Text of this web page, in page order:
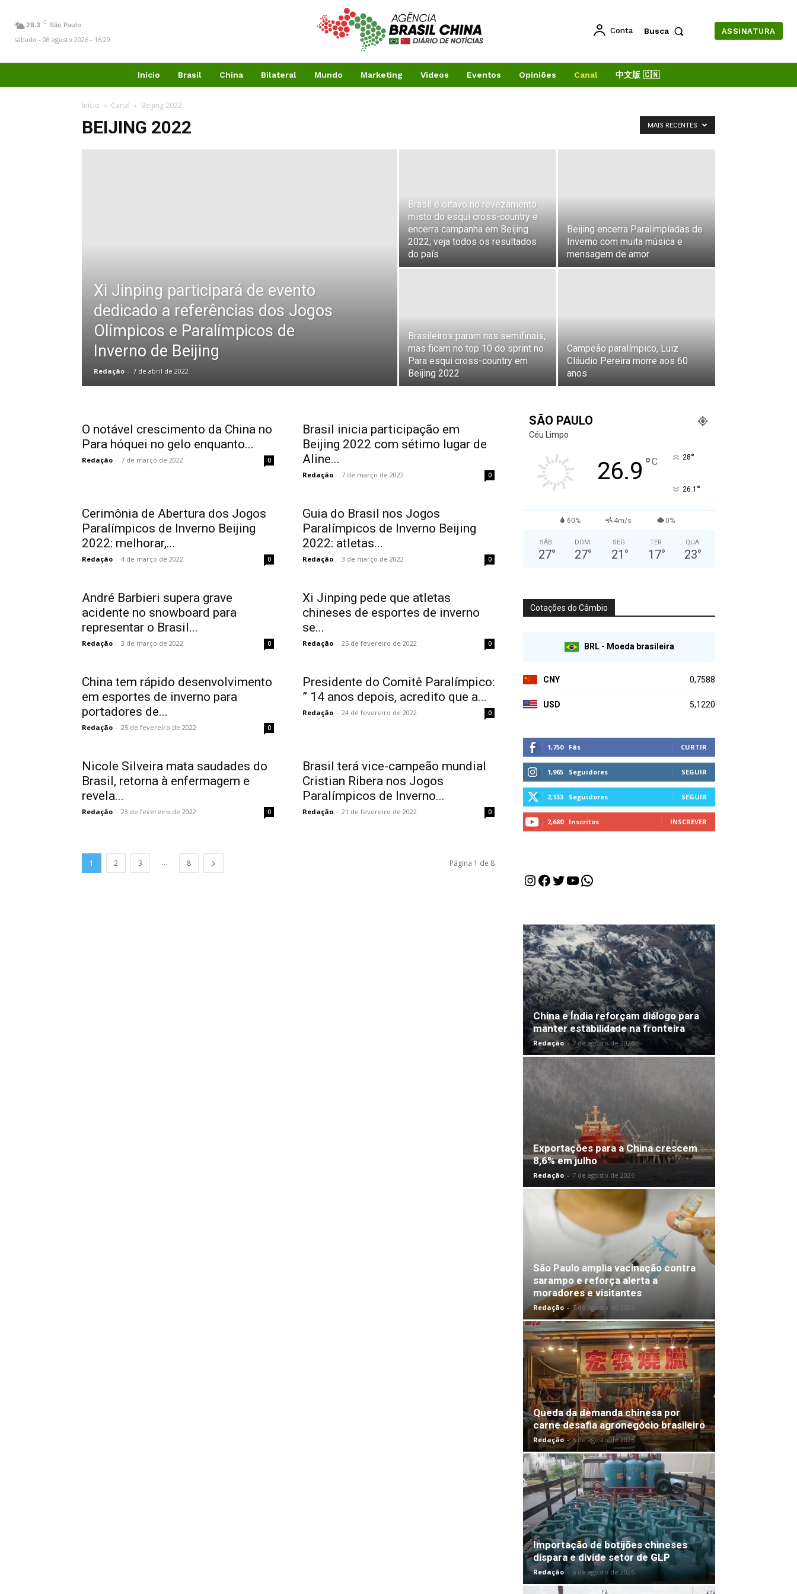
28.3 C São Paulo
sábado - 08 agosto 2026 - 16:29
Conta Busca ASSINATURA
Início Brasil China Bilateral Mundo Marketing Videos Eventos Opiniões Canal 中文版 🇨🇳
Início Canal Beijing 2022
BEIJING 2022 MAIS RECENTES
Xi Jinping participará de evento
dedicado a referências dos Jogos
Olímpicos e Paralímpicos de
Inverno de Beijing
Redação - 7 de abril de 2022
Brasil é oitavo no revezamento
misto do esqui cross-country e
encerra campanha em Beijing
2022; veja todos os resultados
do país
Beijing encerra Paralimpíadas de
Inverno com muita música e
mensagem de amor
Brasileiros param nas semifinais,
mas ficam no top 10 do sprint no
Para esqui cross-country em
Beijing 2022
Campeão paralímpico, Luiz
Cláudio Pereira morre aos 60
anos
O notável crescimento da China no
Para hóquei no gelo enquanto...
Redação - 7 de março de 2022 0
Brasil inicia participação em
Beijing 2022 com sétimo lugar de
Aline...
Redação - 7 de março de 2022 0
Cerimônia de Abertura dos Jogos
Paralímpicos de Inverno Beijing
2022: melhorar,...
Redação - 4 de março de 2022 0
Guia do Brasil nos Jogos
Paralímpicos de Inverno Beijing
2022: atletas...
Redação - 3 de março de 2022 0
André Barbieri supera grave
acidente no snowboard para
representar o Brasil...
Redação - 3 de março de 2022 0
Xi Jinping pede que atletas
chineses de esportes de inverno
se...
Redação - 25 de fevereiro de 2022 0
China tem rápido desenvolvimento
em esportes de inverno para
portadores de...
Redação - 25 de fevereiro de 2022 0
Presidente do Comitê Paralímpico:
” 14 anos depois, acredito que a...
Redação - 24 de fevereiro de 2022 0
Nicole Silveira mata saudades do
Brasil, retorna à enfermagem e
revela...
Redação - 23 de fevereiro de 2022 0
Brasil terá vice-campeão mundial
Cristian Ribera nos Jogos
Paralímpicos de Inverno...
Redação - 21 de fevereiro de 2022 0
1 2 3 ... 8 Página 1 de 8
SÃO PAULO
Céu Limpo
26.9 °C 28°
26.1 °
60% 4m/s 0%
SÁB
27°
DOM
27°
SEG
21 °
TER
17°
QUA
23°
Cotações do Câmbio
BRL - Moeda brasileira
CNY 0,7588
USD 5,1220
1,750 Fãs CURTIR
1,965 Seguidores SEGUIR
2,133 Seguidores SEGUIR
2,680 Inscritos INSCREVER
Instagram
Facebook
Twitter
Youtube
WhatsApp
China e Índia reforçam diálogo para
manter estabilidade na fronteira
Redação - 7 de agosto de 2026
Exportações para a China crescem
8,6% em julho
Redação - 7 de agosto de 2026
São Paulo amplia vacinação contra
sarampo e reforça alerta a
moradores e visitantes
Redação - 7 de agosto de 2026
Queda da demanda chinesa por
carne desafia agronegócio brasileiro
Redação - 6 de agosto de 2026
Importação de botijões chineses
dispara e divide setor de GLP
Redação - 6 de agosto de 2026